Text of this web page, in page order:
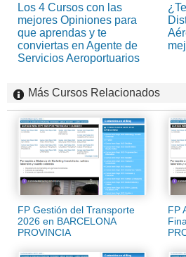
Los 4 Cursos con las
mejores Opiniones para
que aprendas y te
conviertas en Agente de
Servicios Aeroportuarios
Más Cursos Relacionados
FP Gestión del Transporte
2026 en BARCELONA
PROVINCIA
FP